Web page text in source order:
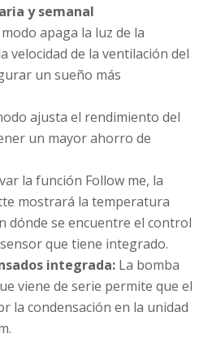
y semanal
apaga la luz de la
velocidad de la ventilación del
un sueño más
ajusta el rendimiento del
un mayor ahorro de
la función Follow me, la
mostrará la temperatura
dónde se encuentre el control
que tiene integrado.
integrada: La bomba
viene de serie permite que el
la condensación en la unidad